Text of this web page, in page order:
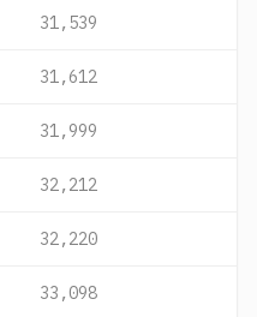
31,539
31,612
31,999
32,212
32,220
33,098